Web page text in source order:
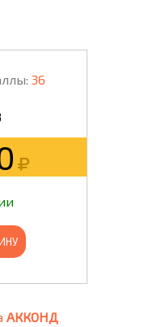
36
АККОНД